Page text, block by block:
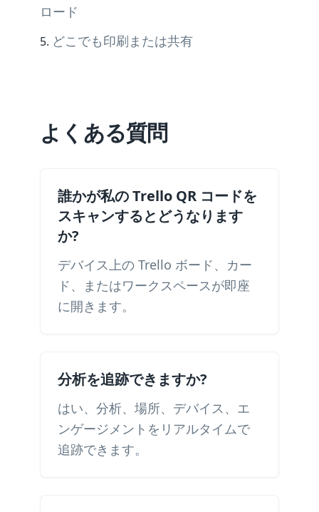
ロード
どこでも印刷または共有
よくある質問
誰かが私の Trello QR コードを
スキャンするとどうなります
か?
デバイス上の Trello ボード、カー
ド、またはワークスペースが即座
に開きます。
分析を追跡できますか?
はい、分析、場所、デバイス、エ
ンゲージメントをリアルタイムで
追跡できます。